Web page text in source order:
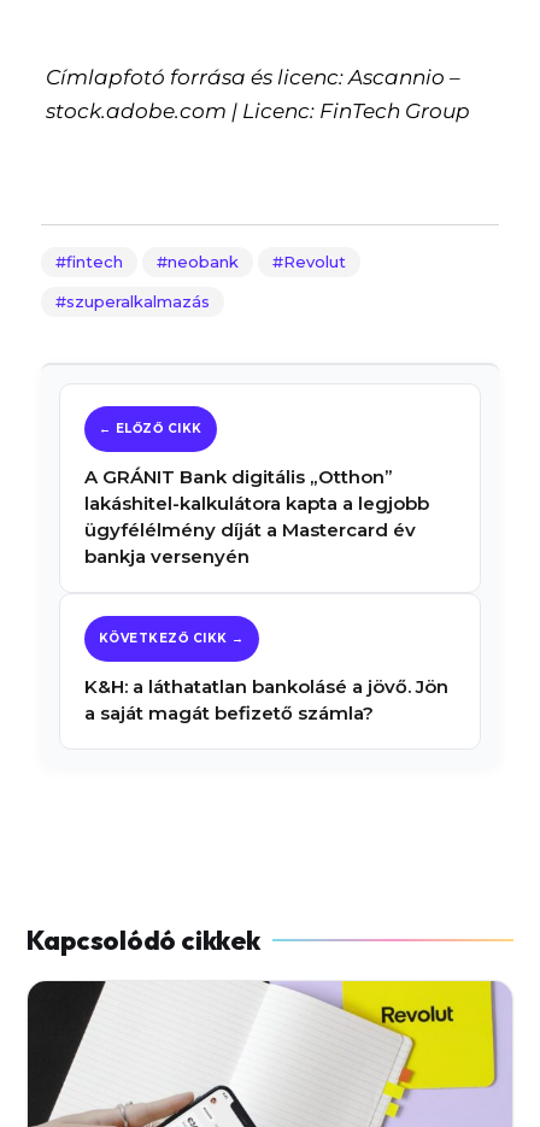
Címlapfotó forrása és licenc: Ascannio –
stock.adobe.com | Licenc: FinTech Group
fintech neobank Revolut
szuperalkalmazás
A GRÁNIT Bank digitális „Otthon”
lakáshitel-kalkulátora kapta a legjobb
ügyfélélmény díját a Mastercard év
bankja versenyén
K&H: a láthatatlan bankolásé a jövő. Jön
a saját magát befizető számla?